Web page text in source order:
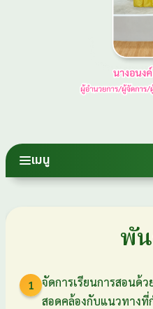
เมนู
พั
1 จัดการเรียนการสอนด้
สอดคล้องกับแนวทาง